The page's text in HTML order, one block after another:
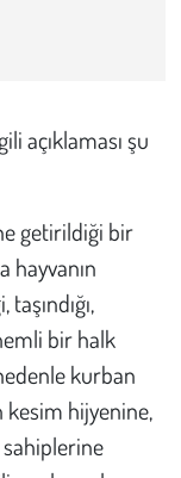
açıklaması şu
getirildiği bir
hayvanın
bir halk
kurban
kesim hijyenine,